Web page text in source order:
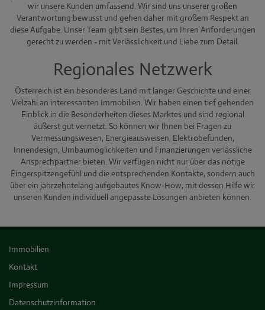
wir unsere Kunden umfassend. Wir sind uns unserer großen
Verantwortung bewusst und gehen daher mit großem Respekt an
diese Aufgabe. Unser Team gibt sein Bestes, um Ihren Anforderungen
gerecht zu werden - mit Verlässlichkeit und Liebe zum Detail.
Regionales Netzwerk
Österreich ist ein besonderes Land mit langer Geschichte und einer
Vielzahl an interessanten Immobilien. Wir haben einen tief gehenden
Einblick in die Besonderheiten dieses Marktes und sind regional
äußerst gut vernetzt. So können wir Ihnen bei Fragen zu
Vermessungswesen, Energieausweisen, Elektrobefunden,
Innendesign, Umbaumöglichkeiten und Finanzierungen verlässliche
Ansprechpartner bieten. Wir verfügen nicht nur über das nötige
Fingerspitzengefühl und die entsprechenden Kontakte, sondern auch
über ein jahrzehntelang aufgebautes Know-How, mit dessen Hilfe wir
unseren Kunden individuell angepasste Lösungen anbieten können.
Immobilien
Kontakt
Impressum
Datenschutzinformation